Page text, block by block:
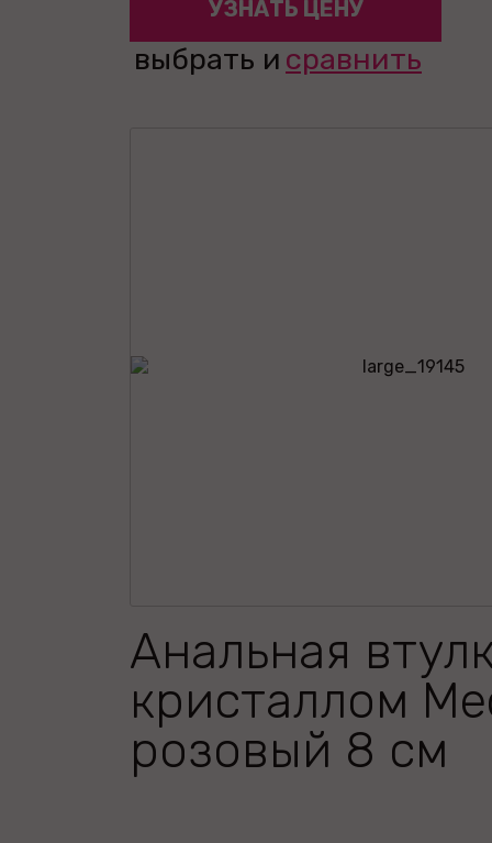
УЗНАТЬ ЦЕНУ
выбрать и сравнить
Анальная
кристаллом
розовый 8 см